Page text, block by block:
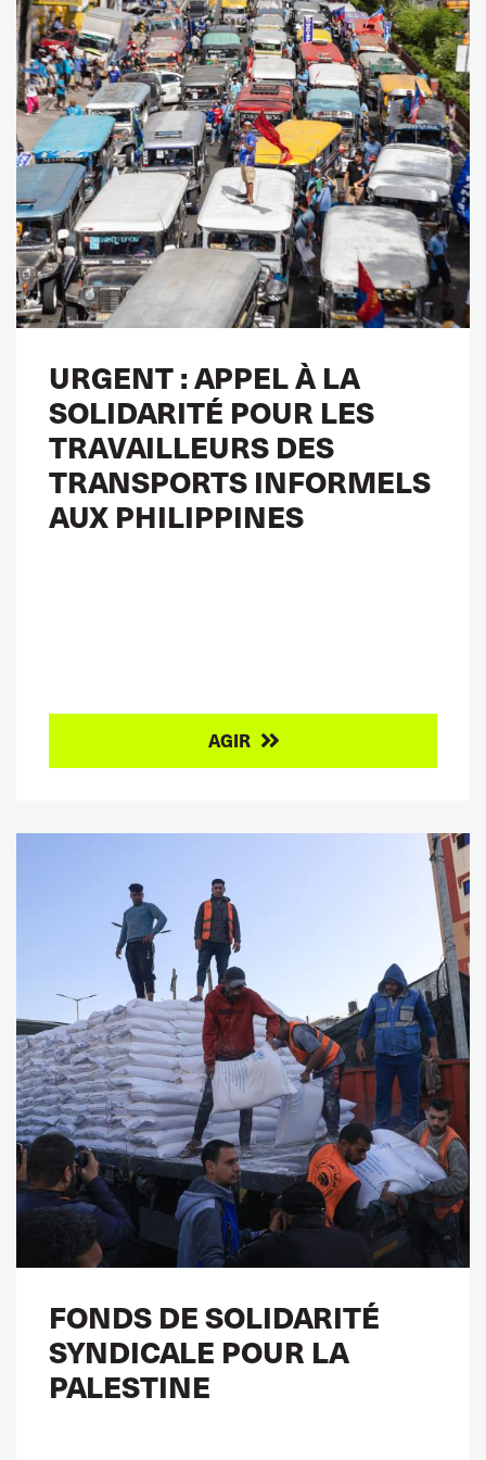
URGENT : APPEL À LA
SOLIDARITÉ POUR LES
TRAVAILLEURS DES
TRANSPORTS INFORMELS
AUX PHILIPPINES
AGIR
FONDS DE SOLIDARITÉ
SYNDICALE POUR LA
PALESTINE